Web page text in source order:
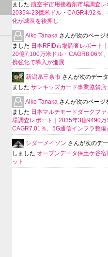
ました 航空宇宙用接着剤市場調査レ
2035年23億米ドル・CAGR4.92％
化が成長を後押し
Aiko Tanaka さんが次のページ
ました 日本RFID市場調査レポート
20億7,100万米ドル・CAGR8.06％
携強化で導入が進展
新潟県三条市 さんが次のデー
ました サンキッズカード事業協賛店
Aiko Tanaka さんが次のページ
ました 日本マルチモードダークフ
場調査レポート｜2035年3億9490万
CAGR7.01％、5G通信インフラ整備
シダーメイソン さんが次のデ
しました オープンデータ保土ケ谷
ット